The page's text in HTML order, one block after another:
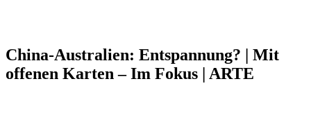
China-Australien: Entspannung? | Mit
offenen Karten – Im Fokus | ARTE